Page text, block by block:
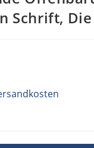
Schrift, Die